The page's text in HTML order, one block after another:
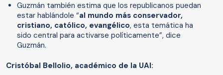
Guzmán también estima que los republicanos puedan
estar hablándole “al mundo más conservador,
cristiano, católico, evangélico, esta temática ha
sido central para activarse políticamente”, dice
Guzmán.
Cristóbal Bellolio, académico de la UAI: